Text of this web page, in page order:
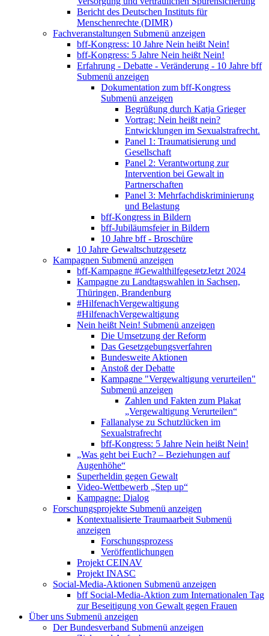
Bericht des Deutschen Instituts für
Menschenrechte (DIMR)
Fachveranstaltungen Submenü anzeigen
bff-Kongress: 10 Jahre Nein heißt Nein!
bff-Kongress: 5 Jahre Nein heißt Nein!
Erfahrung - Debatte - Veränderung - 10 Jahre bff
Submenü anzeigen
Dokumentation zum bff-Kongress
Submenü anzeigen
Begrüßung durch Katja Grieger
Vortrag: Nein heißt nein?
Entwicklungen im Sexualstrafrecht.
Panel 1: Traumatisierung und
Gesellschaft
Panel 2: Verantwortung zur
Intervention bei Gewalt in
Partnerschaften
Panel 3: Mehrfachdiskriminierung
und Belastung
bff-Kongress in Bildern
bff-Jubiläumsfeier in Bildern
10 Jahre bff - Broschüre
10 Jahre Gewaltschutzgesetz
Kampagnen Submenü anzeigen
bff-Kampagne #GewalthilfegesetzJetzt 2024
Kampagne zu Landtagswahlen in Sachsen,
Thüringen, Brandenburg
#HilfenachVergewaltigung
#HilfenachVergewaltigung
Nein heißt Nein! Submenü anzeigen
Die Umsetzung der Reform
Das Gesetzgebungsverfahren
Bundesweite Aktionen
Anstoß der Debatte
Kampagne "Vergewaltigung verurteilen"
Submenü anzeigen
Zahlen und Fakten zum Plakat
„Vergewaltigung Verurteilen“
Fallanalyse zu Schutzlücken im
Sexualstrafrecht
bff-Kongress: 5 Jahre Nein heißt Nein!
„Was geht bei Euch? – Beziehungen auf
Augenhöhe“
Superheldin gegen Gewalt
Video-Wettbewerb „Step up“
Kampagne: Dialog
Forschungsprojekte Submenü anzeigen
Kontextualisierte Traumaarbeit Submenü
anzeigen
Forschungsprozess
Veröffentlichungen
Projekt CEINAV
Projekt INASC
Social-Media-Aktionen Submenü anzeigen
bff Social-Media-Aktion zum Internationalen Tag
zur Beseitigung von Gewalt gegen Frauen
Über uns Submenü anzeigen
Der Bundesverband Submenü anzeigen